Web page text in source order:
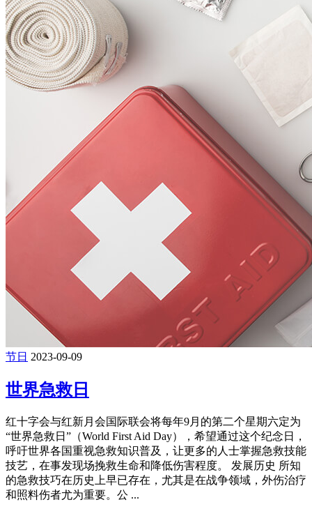
节日 2023-09-09
世界急救日
红十字会与红新月会国际联会将每年9月的第二个星期六定为
“世界急救日”（World First Aid Day），希望通过这个纪念日，
呼吁世界各国重视急救知识普及，让更多的人士掌握急救技能
技艺，在事发现场挽救生命和降低伤害程度。 发展历史 所知
的急救技巧在历史上早已存在，尤其是在战争领域，外伤治疗
和照料伤者尤为重要。公 ...